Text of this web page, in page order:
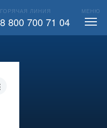
ГОРЯЧАЯ ЛИНИЯ
8 800 700 71 04
МЕНЮ